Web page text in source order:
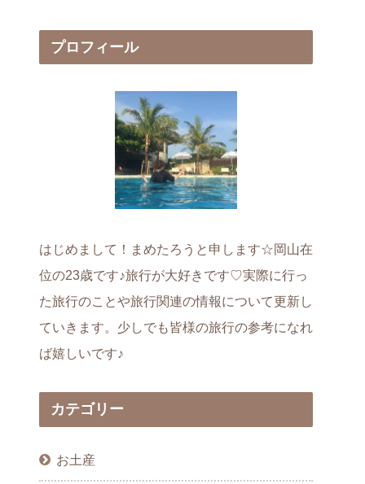
プロフィール
はじめまして！まめたろうと申します☆岡山在
位の23歳です♪旅行が大好きです♡実際に行っ
た旅行のことや旅行関連の情報について更新し
ていきます。少しでも皆様の旅行の参考になれ
ば嬉しいです♪
カテゴリー
お土産